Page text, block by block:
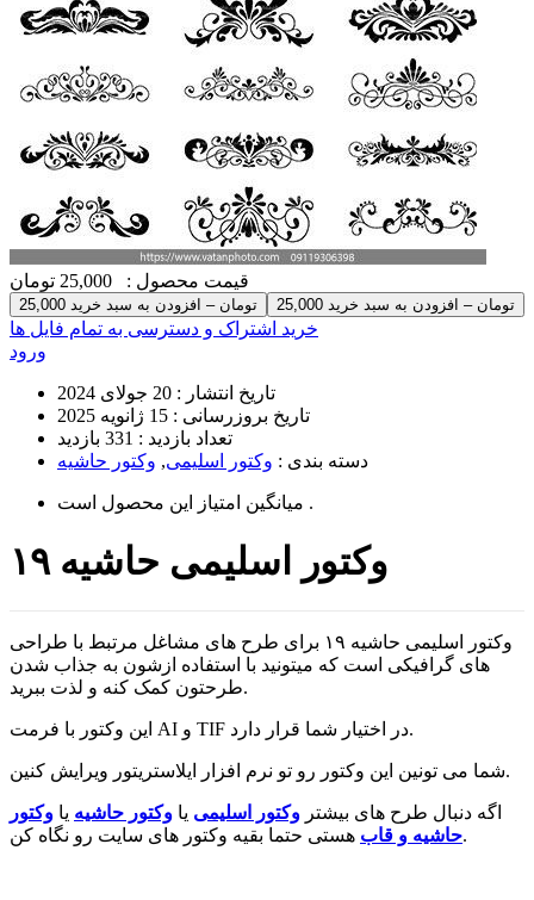
قیمت محصول : 25,000 تومان
25,000 تومان – افزودن به سبد خرید
خرید اشتراک و دسترسی به تمام فایل ها
ورود
تاریخ انتشار : 20 جولای 2024
تاریخ بروزرسانی : 15 ژانویه 2025
تعداد بازدید : 331 بازدید
دسته بندی : وکتور اسلیمی, وکتور حاشیه
میانگین امتیاز این محصول است .
وکتور اسلیمی حاشیه ۱۹
وکتور اسلیمی حاشیه ۱۹ برای طرح های مشاغل مرتبط با طراحی
های گرافیکی است که میتونید با استفاده ازشون به جذاب شدن
طرحتون کمک کنه و لذت ببرید.
این وکتور با فرمت AI و TIF در اختیار شما قرار دارد.
شما می تونین این وکتور رو تو نرم افزار ایلاستریتور ویرایش کنین.
اگه دنبال طرح های بیشتر وکتور اسلیمی یا وکتور حاشیه یا وکتور
حاشیه و قابهستی حتما بقیه وکتور های سایت رو نگاه کن.